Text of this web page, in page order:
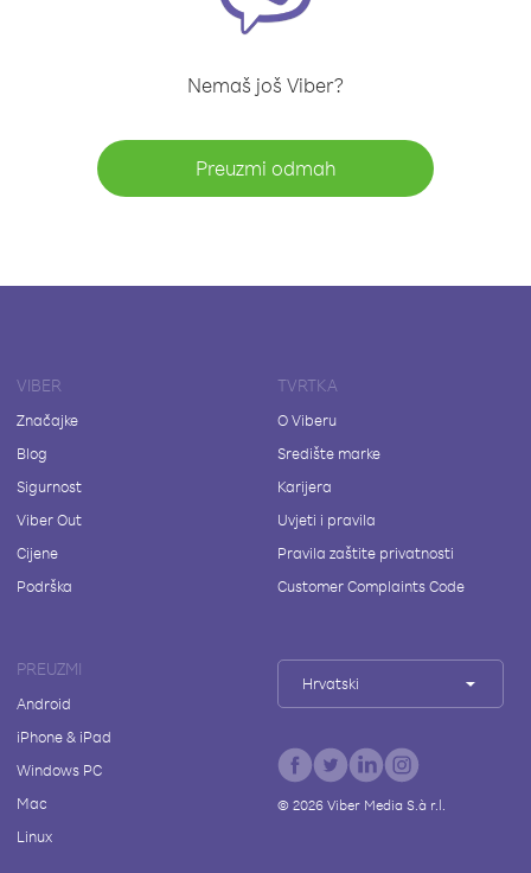
Nemaš još Viber?
Preuzmi odmah
VIBER
Značajke
Blog
Sigurnost
Viber Out
Cijene
Podrška
TVRTKA
O Viberu
Središte marke
Karijera
Uvjeti i pravila
Pravila zaštite privatnosti
Customer Complaints Code
PREUZMI
Android
iPhone & iPad
Windows PC
Mac
Linux
Hrvatski
© 2026Viber Media S.à r.l.